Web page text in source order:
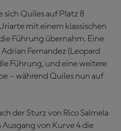
sich Quiles auf Platz 8
mit einem klassischen
Führung übernahm. Eine
Fernandez (Leopard
Führung, und eine weitere
– während Quiles nun auf
der Sturz von Rico Salmela
Ausgang von Kurve 4 die